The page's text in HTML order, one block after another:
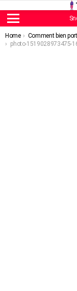
Menu
You are here:
Home
Comment bien
photo-1519028973475-